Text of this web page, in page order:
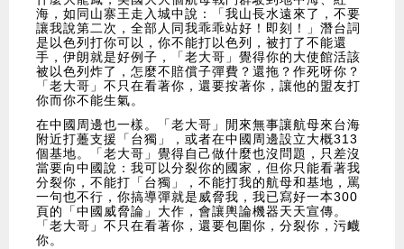
海，如同山寨王走入城中說：「我山長水遠來了，不要
讓我說第二次，全部人同我乖乖站好！即刻！」潛台詞
是以色列打你可以，你不能打以色列，被打了不能還
手，伊朗就是好例子，「老大哥」覺得你的大使館活該
被以色列炸了，怎麼不賠償子彈費？還拖？作死呀你？
「老大哥」不只在看著你，還要按著你，讓他的盟友打
你而你不能生氣。
在中國周邊也一樣。「老大哥」閒來無事讓航母來台海
附近打躉支援「台獨」，或者在中國周邊設立大概313
個基地。「老大哥」覺得自己做什麼也沒問題，只差沒
當要向中國說：我可以分裂你的國家，但你只能看著我
分裂你，不能打「台獨」，不能打我的航母和基地，罵
一句也不行，你搞導彈就是威脅我，我已寫好一本300
頁的「中國威脅論」大作，會讓輿論機器天天宣傳。
「老大哥」不只在看著你，還要包圍你，分裂你，污衊
你。